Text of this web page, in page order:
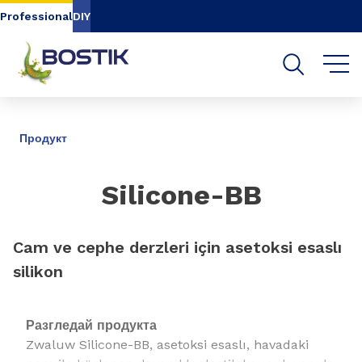
Go to content
ProfessionalDIY
Продукт
Silicone-BB
Cam ve cephe derzleri için asetoksi esaslı
silikon
Разгледай продукта
Zwaluw Silicone-BB, asetoksi esaslı, havadaki